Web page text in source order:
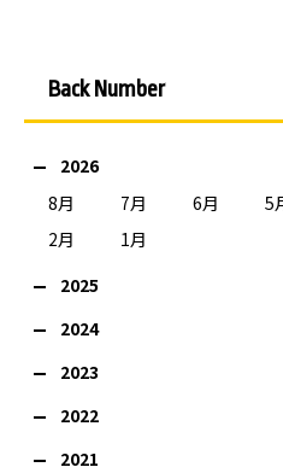
Back Number
2026
8月
7月 6月 5
2月
1月
2025
2024
2023
2022
2021